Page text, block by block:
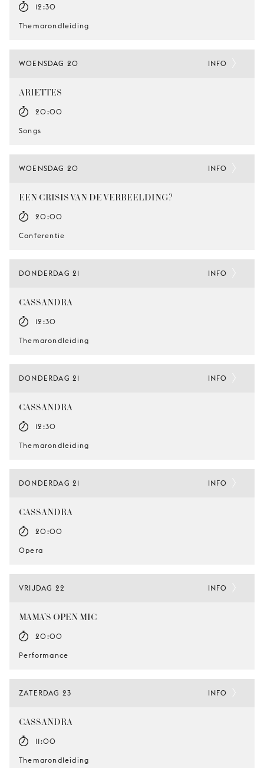
12:30
Themarondleiding
WOENSDAG 20
ARIETTES
20:00
Songs
INFO
WOENSDAG 20
EEN CRISIS VAN DE VERBEELDING?
20:00
Conferentie
INFO
DONDERDAG 21
CASSANDRA
12:30
Themarondleiding
INFO
DONDERDAG 21
CASSANDRA
12:30
Themarondleiding
INFO
DONDERDAG 21
CASSANDRA
20:00
Opera
INFO
VRIJDAG 22
MAMA’S OPEN MIC
20:00
Performance
INFO
ZATERDAG 23
CASSANDRA
11:00
Themarondleiding
INFO